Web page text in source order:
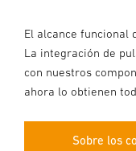
El alcance funcional
La integración de
con nuestros
ahora lo obtienen
Sobre los